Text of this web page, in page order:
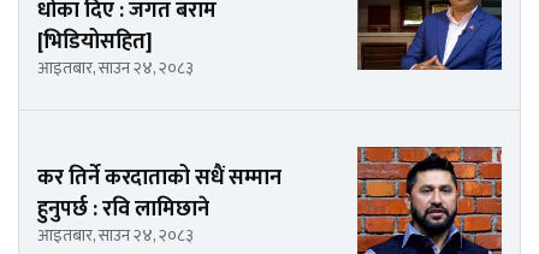
धोका दिए : जगत बराम
[भिडियोसहित]
आइतबार, साउन २४, २०८३
कर तिर्ने करदाताको सधैं सम्मान
हुनुपर्छ : रवि लामिछाने
आइतबार, साउन २४, २०८३